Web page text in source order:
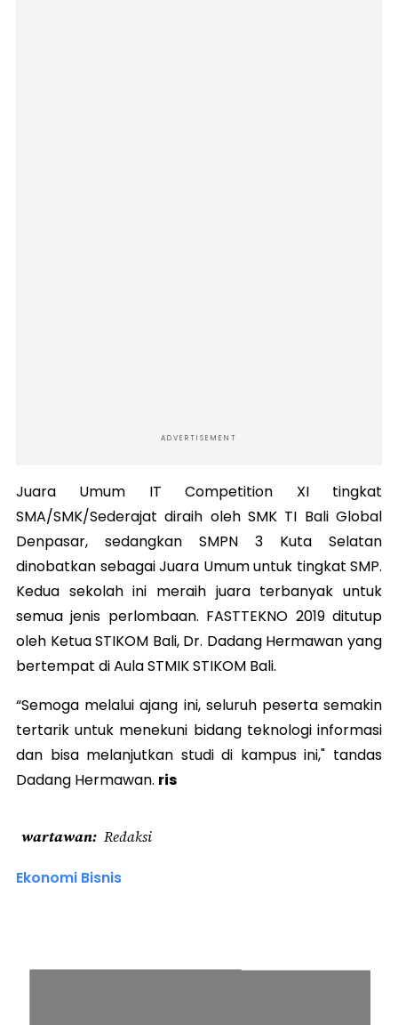
ADVERTISEMENT
Juara Umum IT Competition XI tingkat
SMA/SMK/Sederajat diraih oleh SMK TI Bali Global
Denpasar, sedangkan SMPN 3 Kuta Selatan
dinobatkan sebagai Juara Umum untuk tingkat SMP.
Kedua sekolah ini meraih juara terbanyak untuk
semua jenis perlombaan. FASTTEKNO 2019 ditutup
oleh Ketua STIKOM Bali, Dr. Dadang Hermawan yang
bertempat di Aula STMIK STIKOM Bali.
“Semoga melalui ajang ini, seluruh peserta semakin
tertarik untuk menekuni bidang teknologi informasi
dan bisa melanjutkan studi di kampus ini," tandas
Dadang Hermawan. ris
wartawan Redaksi
Ekonomi Bisnis